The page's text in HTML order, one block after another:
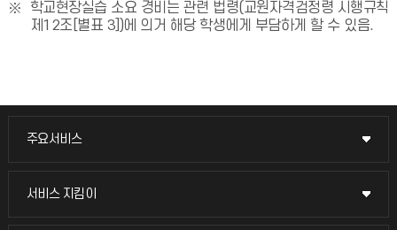
학교현장실습 소요 경비는 관련 법령(교원자격검정령 시행규칙
제12조[별표 3])에 의거 해당 학생에게 부담하게 할 수 있음.
주요서비스
주요서비스
교무회의방송
서비스 지킴이
서비스 지킴이